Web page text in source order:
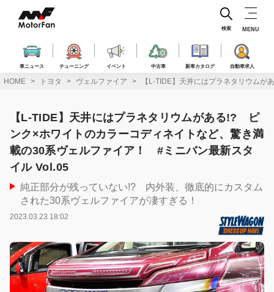
ス
車ニュース チューニング イベント 中古車 新車カタログ 自動車求人
検索 MENU
HOME トヨタ ヴェルファイア 【L-TIDE】天井にはプラネタリウム
【L-TIDE】天井にはプラネタリウムがある!? ピ
ンク×ホワイトのカラーコディネイトなど、驚き満
載の30系ヴェルファイア！ #ミニバン最新スタ
イル Vol.05
純正部分が残っていない!? 内外装、徹底的にカスタム
された30系ヴェルファイアが凄すぎる！
2023.03.23 18:02